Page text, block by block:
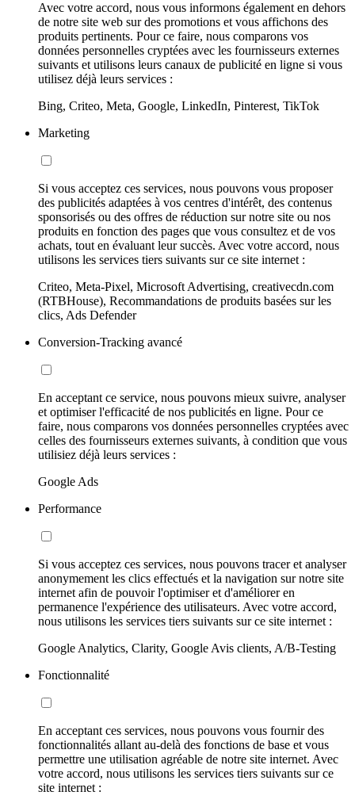
Avec votre accord, nous vous informons également en dehors
de notre site web sur des promotions et vous affichons des
produits pertinents. Pour ce faire, nous comparons vos
données personnelles cryptées avec les fournisseurs externes
suivants et utilisons leurs canaux de publicité en ligne si vous
utilisez déjà leurs services :
Bing, Criteo, Meta, Google, LinkedIn, Pinterest, TikTok
Marketing
Si vous acceptez ces services, nous pouvons vous proposer
des publicités adaptées à vos centres d'intérêt, des contenus
sponsorisés ou des offres de réduction sur notre site ou nos
produits en fonction des pages que vous consultez et de vos
achats, tout en évaluant leur succès. Avec votre accord, nous
utilisons les services tiers suivants sur ce site internet :
Criteo, Meta-Pixel, Microsoft Advertising, creativecdn.com
(RTBHouse), Recommandations de produits basées sur les
clics, Ads Defender
Conversion-Tracking avancé
En acceptant ce service, nous pouvons mieux suivre, analyser
et optimiser l'efficacité de nos publicités en ligne. Pour ce
faire, nous comparons vos données personnelles cryptées avec
celles des fournisseurs externes suivants, à condition que vous
utilisiez déjà leurs services :
Google Ads
Performance
Si vous acceptez ces services, nous pouvons tracer et analyser
anonymement les clics effectués et la navigation sur notre site
internet afin de pouvoir l'optimiser et d'améliorer en
permanence l'expérience des utilisateurs. Avec votre accord,
nous utilisons les services tiers suivants sur ce site internet :
Google Analytics, Clarity, Google Avis clients, A/B-Testing
Fonctionnalité
En acceptant ces services, nous pouvons vous fournir des
fonctionnalités allant au-delà des fonctions de base et vous
permettre une utilisation agréable de notre site internet. Avec
votre accord, nous utilisons les services tiers suivants sur ce
site internet :